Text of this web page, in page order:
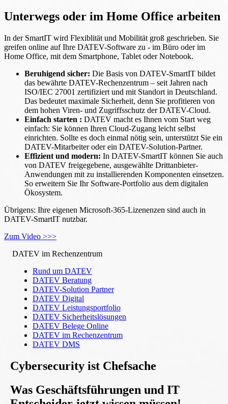
Unterwegs oder im Home Office arbeiten
In der SmartIT wird Flexiblität und Mobilität groß geschrieben. Sie
greifen online auf Ihre DATEV-Software zu - im Büro oder im
Home Office, mit dem Smartphone, Tablet oder Notebook.
Beruhigend sicher: Die Basis von DATEV-SmartIT bildet
das bewährte DATEV-Rechenzentrum – seit Jahren nach
ISO/IEC 27001 zertifiziert und mit Standort in Deutschland.
Das bedeutet maximale Sicherheit, denn Sie profitieren von
dem hohen Viren- und Zugriffsschutz der DATEV-Cloud.
Einfach starten : DATEV macht es Ihnen vom Start weg
einfach: Sie können Ihren Cloud-Zugang leicht selbst
einrichten. Sollte es doch einmal nötig sein, unterstützt Sie ein
DATEV-Mitarbeiter oder ein DATEV-Solution-Partner.
Effizient und modern: In DATEV-SmartIT können Sie auch
von DATEV freigegebene, ausgewählte Drittanbieter-
Anwendungen mit zu installierenden Komponenten einsetzen.
So erweitern Sie Ihr Software-Portfolio aus dem digitalen
Ökosystem.
Übrigens: Ihre eigenen Microsoft-365-Lizenenzen sind auch in
DATEV-SmartIT nutzbar.
Zum Video >>>
DATEV im Rechenzentrum
Rund um DATEV
DATEV Beratung
DATEV-Solution Partner
DATEV Digital
DATEV Leistungsportfolio
DATEV Sicherheitslösungen
DATEV Belege Online
DATEV im Rechenzentrum
DATEV DMS
Cybersecurity ist Chefsache
Was Geschäftsführungen und IT